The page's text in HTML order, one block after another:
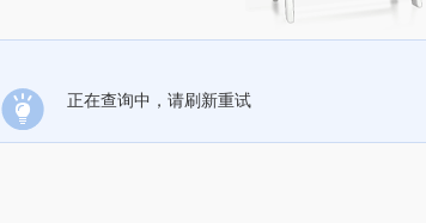
正在查询中，请刷新重试